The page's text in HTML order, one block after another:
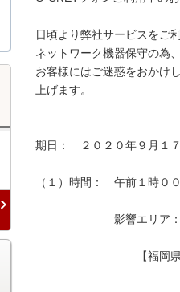
日頃より弊社サービスをご
ネットワーク機器保守の為
お客様にはご迷惑をおかけ
上げます。
期日：　２０２０年９月１
（１）時間：　午前１時０
影響エリア：　下記
【福岡県】　